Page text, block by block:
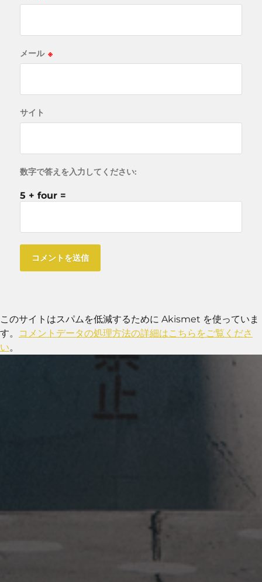
メール ※
サイト
数字で答えを入力してください:
5 + four =
このサイトはスパムを低減するために Akismet を使っていま
す。
コメントデータの処理方法の詳細はこちらをご覧くださ
い。
岩国周辺遠征~ふぐパーティナ